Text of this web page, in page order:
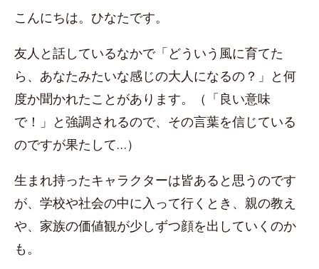
こんにちは。ひなたです。
友人と話しているなかで「どういう風に育てた
ら、あなたみたいな感じの大人になるの？」と何
度か聞かれたことがあります。（「良い意味
で！」と強調されるので、その言葉を信じている
のですが果たして…）
生まれ持ったキャラクターは皆あると思うのです
が、学校や社会の中に入って行くとき、親の教え
や、家族の価値観が少しずつ顔を出していくのか
も。